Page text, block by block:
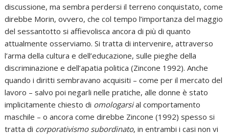
discussione, ma sembra perdersi il terreno conquistato, come
direbbe Morin, ovvero, che col tempo l’importanza del maggio
del sessantotto si affievolisca ancora di più di quanto
attualmente osserviamo. Si tratta di intervenire, attraverso
l’arma della cultura e dell’educazione, sulle pieghe della
discriminazione e dell’apatia politica (Zincone 1992). Anche
quando i diritti sembravano acquisiti – come per il mercato del
lavoro – salvo poi negarli nelle pratiche, alle donne è stato
implicitamente chiesto di omologarsial comportamento
maschile – o ancora come direbbe Zincone (1992) spesso si
tratta di corporativismo subordinato, in entrambi i casi non vi